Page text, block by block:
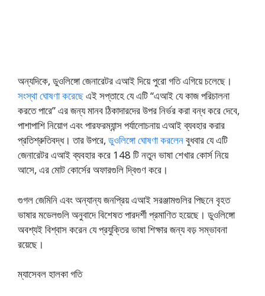
অন্যদিকে, ডুওলিঙ্গো জেনারেটর এআই দিয়ে পুরো গতি এগিয়ে চলেছে।
সংস্থা ঘোষণা করেছেএই সপ্তাহে যে এটি “এআই যে কাজ পরিচালনা
করতে পারে” এর জন্য মানব ঠিকাদারদের উপর নির্ভর করা বন্ধ করে দেবে,
পাশাপাশি নিয়োগ এবং পারফরম্যান্স পর্যালোচনায় এআই ব্যবহার করার
প্রতিশ্রুতিবদ্ধ। তার উপরে, ডুওলিঙ্গো ঘোষণা করলেনবুধবার যে এটি
জেনারেটর এআই ব্যবহার করে 148 টি নতুন ভাষা শেখার কোর্স নিয়ে
আসে, এর মোট কোর্সের অফারগুলি দ্বিগুণ করে।
গুগল জেমিনি এবং অন্যান্য জনপ্রিয় এআই সরঞ্জামগুলির পিছনে বৃহত
ভাষার মডেলগুলি অনুবাদে বিশেষত পারদর্শী প্রমাণিত হয়েছে। ডুওলিঙ্গো
অবশ্যই বিশ্বাস করেন যে প্রযুক্তির ভাষা শিক্ষার জন্য বড় সম্ভাবনা
রয়েছে।
ম্যাসেবল হালকা গতি